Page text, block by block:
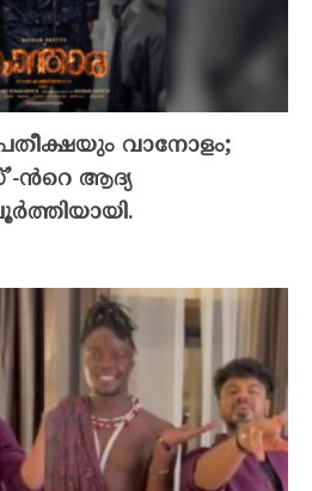
വാനോളം;
ൻറെ ആദ്യ